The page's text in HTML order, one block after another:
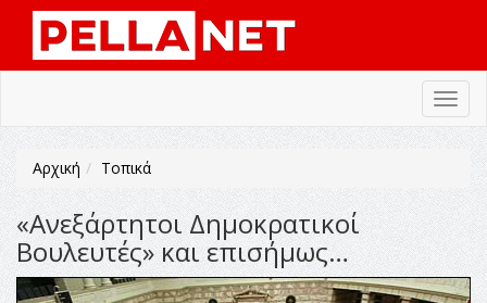
Αρχική Τοπικά
«Ανεξάρτητοι Δημοκρατικοί
Βουλευτές» και επισήμως…